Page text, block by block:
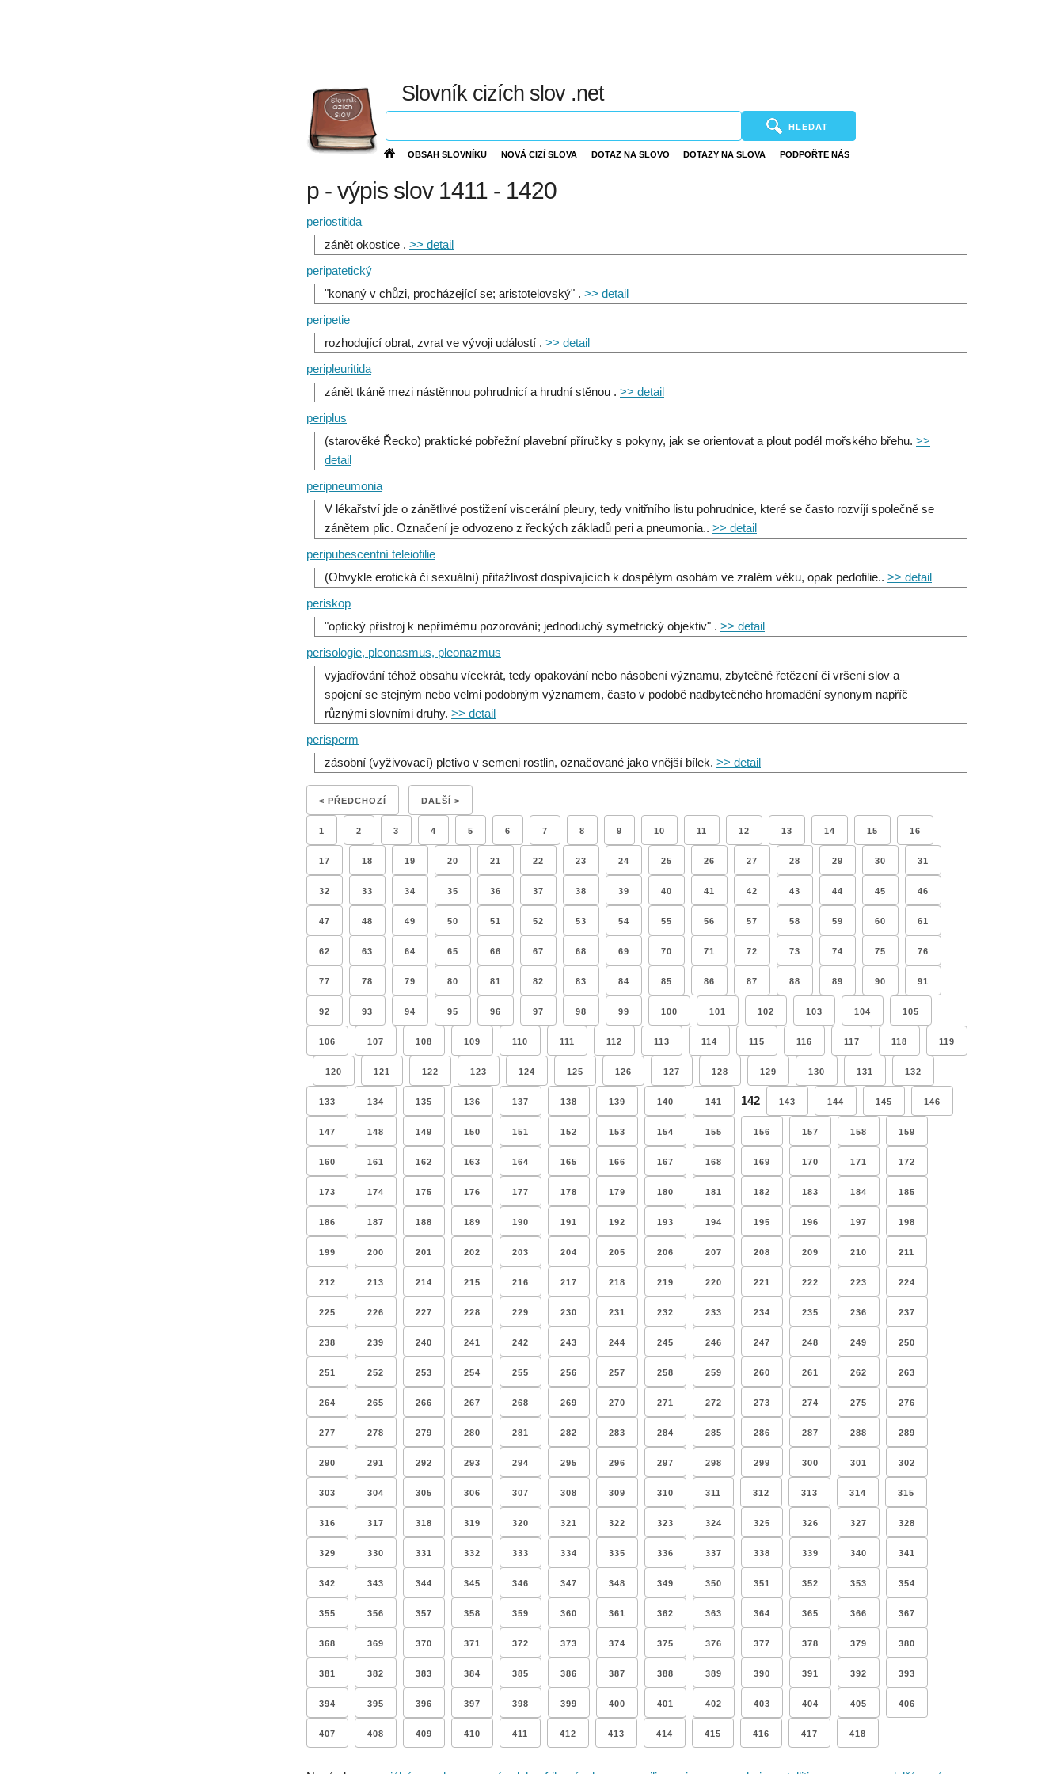
Slovník cizích slov .net
HLEDAT
OBSAH SLOVNÍKU NOVÁ CIZÍ SLOVA DOTAZ NA SLOVO DOTAZY NA SLOVA PODPOŘTE NÁS
p - výpis slov 1411 - 1420
periostitida
zánět okostice . >> detail
peripatetický
"konaný v chůzi, procházející se; aristotelovský" . >> detail
peripetie
rozhodující obrat, zvrat ve vývoji událostí . >> detail
peripleuritida
zánět tkáně mezi nástěnnou pohrudnicí a hrudní stěnou . >> detail
periplus
(starověké Řecko) praktické pobřežní plavební příručky s pokyny, jak se orientovat a plout podél mořského břehu. >>
detail
peripneumonia
V lékařství jde o zánětlivé postižení viscerální pleury, tedy vnitřního listu pohrudnice, které se často rozvíjí společně se
zánětem plic. Označení je odvozeno z řeckých základů peri a pneumonia.. >> detail
peripubescentní teleiofilie
(Obvykle erotická či sexuální) přitažlivost dospívajících k dospělým osobám ve zralém věku, opak pedofilie.. >> detail
periskop
"optický přístroj k nepřímému pozorování; jednoduchý symetrický objektiv" . >> detail
perisologie, pleonasmus, pleonazmus
vyjadřování téhož obsahu vícekrát, tedy opakování nebo násobení významu, zbytečné řetězení či vršení slov a
spojení se stejným nebo velmi podobným významem, často v podobě nadbytečného hromadění synonym napříč
různými slovními druhy. >> detail
perisperm
zásobní (vyživovací) pletivo v semeni rostlin, označované jako vnější bílek. >> detail
< PŘEDCHOZÍ DALŠÍ >
1 2 3 4 5 6 7 8 9 10 11 12 13 14 15 16
17 18 19 20 21 22 23 24 25 26 27 28 29 30 31
32 33 34 35 36 37 38 39 40 41 42 43 44 45 46
47 48 49 50 51 52 53 54 55 56 57 58 59 60 61
62 63 64 65 66 67 68 69 70 71 72 73 74 75 76
77 78 79 80 81 82 83 84 85 86 87 88 89 90 91
92 93 94 95 96 97 98 99 100 101 102 103 104 105
106 107 108 109 110 111 112 113 114 115 116 117 118 119
120 121 122 123 124 125 126 127 128 129 130 131 132
133 134 135 136 137 138 139 140 141 142 143 144 145 146
147 148 149 150 151 152 153 154 155 156 157 158 159
160 161 162 163 164 165 166 167 168 169 170 171 172
173 174 175 176 177 178 179 180 181 182 183 184 185
186 187 188 189 190 191 192 193 194 195 196 197 198
199 200 201 202 203 204 205 206 207 208 209 210 211
212 213 214 215 216 217 218 219 220 221 222 223 224
225 226 227 228 229 230 231 232 233 234 235 236 237
238 239 240 241 242 243 244 245 246 247 248 249 250
251 252 253 254 255 256 257 258 259 260 261 262 263
264 265 266 267 268 269 270 271 272 273 274 275 276
277 278 279 280 281 282 283 284 285 286 287 288 289
290 291 292 293 294 295 296 297 298 299 300 301 302
303 304 305 306 307 308 309 310 311 312 313 314 315
316 317 318 319 320 321 322 323 324 325 326 327 328
329 330 331 332 333 334 335 336 337 338 339 340 341
342 343 344 345 346 347 348 349 350 351 352 353 354
355 356 357 358 359 360 361 362 363 364 365 366 367
368 369 370 371 372 373 374 375 376 377 378 379 380
381 382 383 384 385 386 387 388 389 390 391 392 393
394 395 396 397 398 399 400 401 402 403 404 405 406
407 408 409 410 411 412 413 414 415 416 417 418